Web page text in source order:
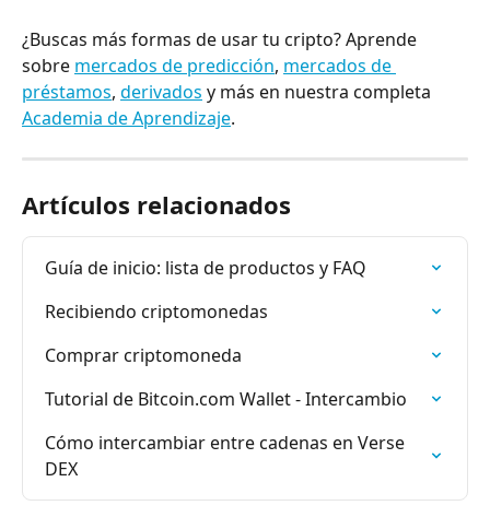
¿Buscas más formas de usar tu cripto? Aprende
sobre mercados de predicción, mercados de
préstamos, derivados y más en nuestra completa
Academia de Aprendizaje.
Artículos relacionados
Guía de inicio: lista de productos y FAQ
Recibiendo criptomonedas
Comprar criptomoneda
Tutorial de Bitcoin.com Wallet - Intercambio
Cómo intercambiar entre cadenas en Verse
DEX